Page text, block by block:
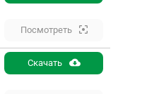
Посмотреть
Скачать